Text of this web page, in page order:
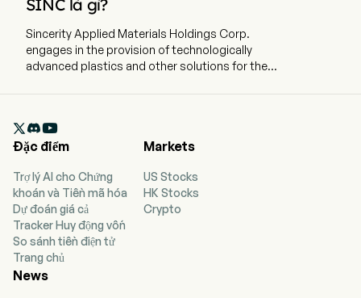
SINC là gì?
Sincerity Applied Materials Holdings Corp.
engages in the provision of technologically
advanced plastics and other solutions for the
products and services across various global
industry verticals. The company applies its
science to develop polymers. The firm is a
specialized provider of technologically advanced
packing materials for the automotive,
packaging, building and construction, and
engineering industries. Its products include
Engineering Plastic Resin Plastic Sheets and
Biodegradable/Compostable Polymers

Đặc điểm
Trợ lý AI cho Chứng
khoán và Tiền mã hóa
Dự đoán giá cả
Tracker Huy động vốn
So sánh tiền điện tử
Trang chủ
Markets
US Stocks
HK Stocks
Crypto
News